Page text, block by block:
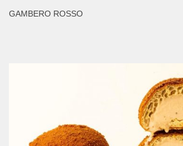
GAMBERO ROSSO